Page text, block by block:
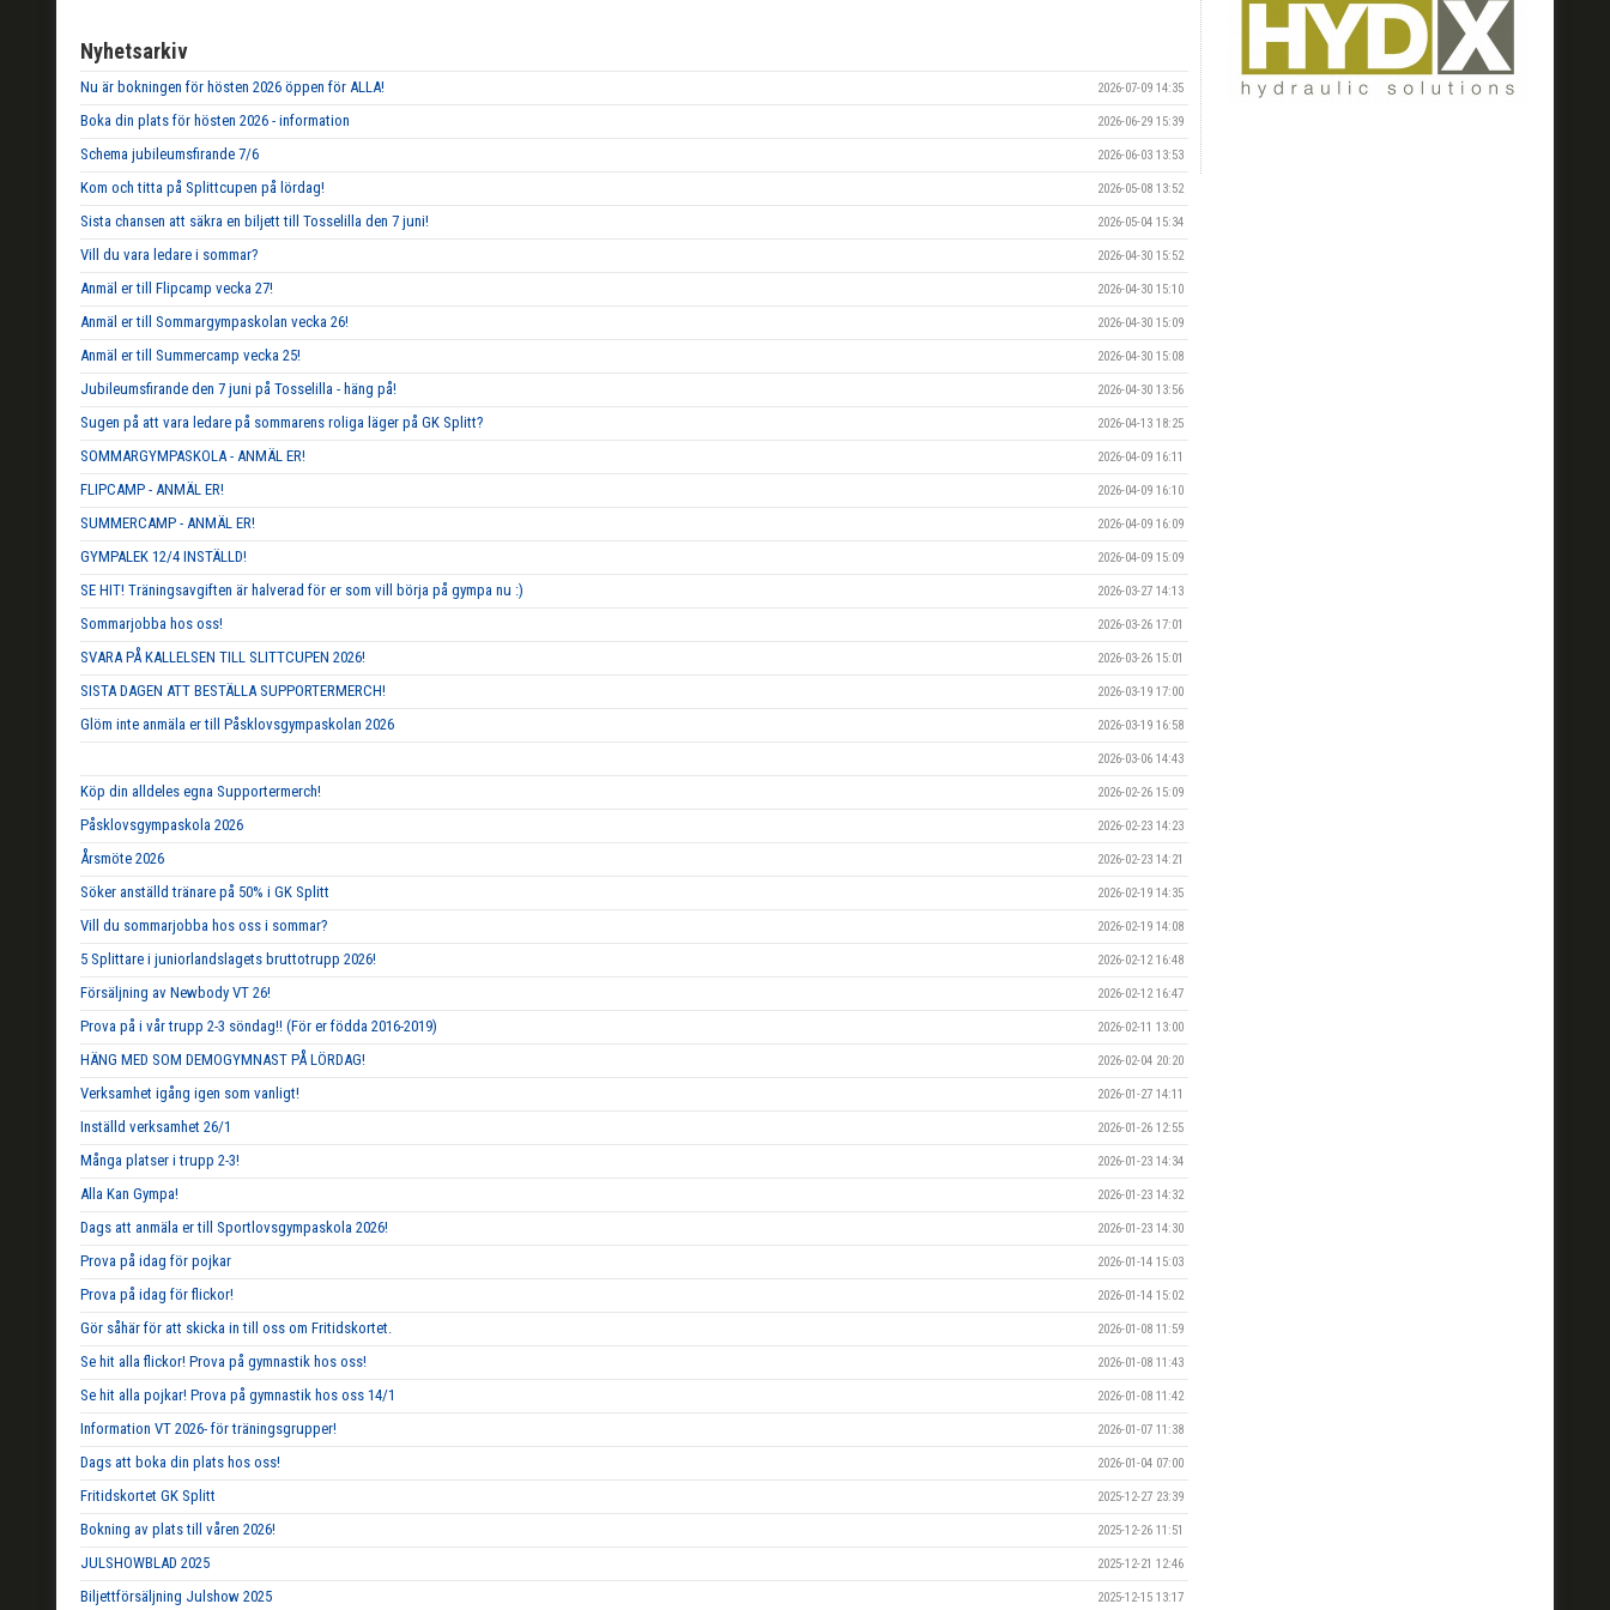
Nyhetsarkiv
Nu är bokningen för hösten 2026 öppen för ALLA! 2026-07-09 14:35
Boka din plats för hösten 2026 - information 2026-06-29 15:39
Schema jubileumsfirande 7/6 2026-06-03 13:53
Kom och titta på Splittcupen på lördag! 2026-05-08 13:52
Sista chansen att säkra en biljett till Tosselilla den 7 juni! 2026-05-04 15:34
Vill du vara ledare i sommar? 2026-04-30 15:52
Anmäl er till Flipcamp vecka 27! 2026-04-30 15:10
Anmäl er till Sommargympaskolan vecka 26! 2026-04-30 15:09
Anmäl er till Summercamp vecka 25! 2026-04-30 15:08
Jubileumsfirande den 7 juni på Tosselilla - häng på! 2026-04-30 13:56
Sugen på att vara ledare på sommarens roliga läger på GK Splitt? 2026-04-13 18:25
SOMMARGYMPASKOLA - ANMÄL ER! 2026-04-09 16:11
FLIPCAMP - ANMÄL ER! 2026-04-09 16:10
SUMMERCAMP - ANMÄL ER! 2026-04-09 16:09
GYMPALEK 12/4 INSTÄLLD! 2026-04-09 15:09
SE HIT! Träningsavgiften är halverad för er som vill börja på gympa nu :) 2026-03-27 14:13
Sommarjobba hos oss! 2026-03-26 17:01
SVARA PÅ KALLELSEN TILL SLITTCUPEN 2026! 2026-03-26 15:01
SISTA DAGEN ATT BESTÄLLA SUPPORTERMERCH! 2026-03-19 17:00
Glöm inte anmäla er till Påsklovsgympaskolan 2026 2026-03-19 16:58
2026-03-06 14:43
Köp din alldeles egna Supportermerch! 2026-02-26 15:09
Påsklovsgympaskola 2026 2026-02-23 14:23
Årsmöte 2026 2026-02-23 14:21
Söker anställd tränare på 50% i GK Splitt 2026-02-19 14:35
Vill du sommarjobba hos oss i sommar? 2026-02-19 14:08
5 Splittare i juniorlandslagets bruttotrupp 2026! 2026-02-12 16:48
Försäljning av Newbody VT 26! 2026-02-12 16:47
Prova på i vår trupp 2-3 söndag!! (För er födda 2016-2019) 2026-02-11 13:00
HÄNG MED SOM DEMOGYMNAST PÅ LÖRDAG! 2026-02-04 20:20
Verksamhet igång igen som vanligt! 2026-01-27 14:11
Inställd verksamhet 26/1 2026-01-26 12:55
Många platser i trupp 2-3! 2026-01-23 14:34
Alla Kan Gympa! 2026-01-23 14:32
Dags att anmäla er till Sportlovsgympaskola 2026! 2026-01-23 14:30
Prova på idag för pojkar 2026-01-14 15:03
Prova på idag för flickor! 2026-01-14 15:02
Gör såhär för att skicka in till oss om Fritidskortet. 2026-01-08 11:59
Se hit alla flickor! Prova på gymnastik hos oss! 2026-01-08 11:43
Se hit alla pojkar! Prova på gymnastik hos oss 14/1 2026-01-08 11:42
Information VT 2026- för träningsgrupper! 2026-01-07 11:38
Dags att boka din plats hos oss! 2026-01-04 07:00
Fritidskortet GK Splitt 2025-12-27 23:39
Bokning av plats till våren 2026! 2025-12-26 11:51
JULSHOWBLAD 2025 2025-12-21 12:46
Biljettförsäljning Julshow 2025 2025-12-15 13:17